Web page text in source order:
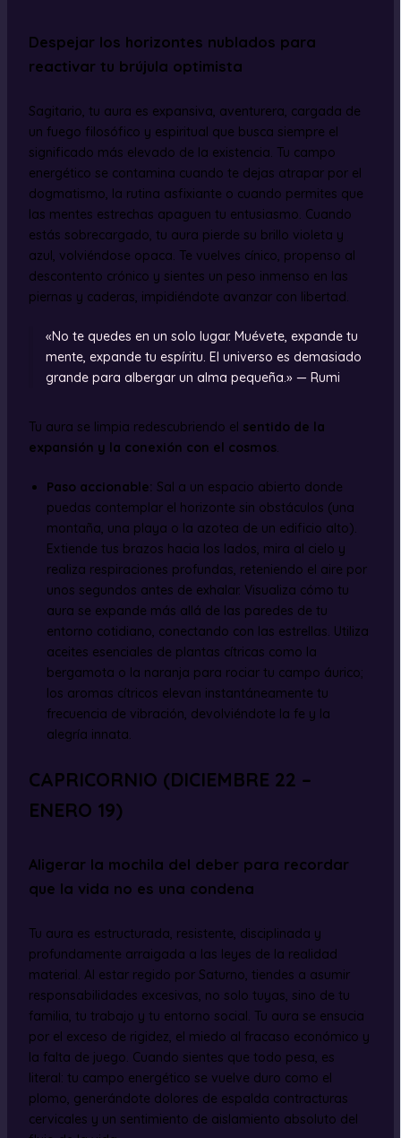
Despejar los horizontes nublados para
reactivar tu brújula optimista
Sagitario, tu aura es expansiva, aventurera, cargada de
un fuego filosófico y espiritual que busca siempre el
significado más elevado de la existencia. Tu campo
energético se contamina cuando te dejas atrapar por el
dogmatismo, la rutina asfixiante o cuando permites que
las mentes estrechas apaguen tu entusiasmo. Cuando
estás sobrecargado, tu aura pierde su brillo violeta y
azul, volviéndose opaca. Te vuelves cínico, propenso al
descontento crónico y sientes un peso inmenso en las
piernas y caderas, impidiéndote avanzar con libertad.
«No te quedes en un solo lugar. Muévete, expande tu
mente, expande tu espíritu. El universo es demasiado
grande para albergar un alma pequeña.» — Rumi
Tu aura se limpia redescubriendo el sentido de la
expansión y la conexión con el cosmos.
Paso accionable: Sal a un espacio abierto donde
puedas contemplar el horizonte sin obstáculos (una
montaña, una playa o la azotea de un edificio alto).
Extiende tus brazos hacia los lados, mira al cielo y
realiza respiraciones profundas, reteniendo el aire por
unos segundos antes de exhalar. Visualiza cómo tu
aura se expande más allá de las paredes de tu
entorno cotidiano, conectando con las estrellas. Utiliza
aceites esenciales de plantas cítricas como la
bergamota o la naranja para rociar tu campo áurico;
los aromas cítricos elevan instantáneamente tu
frecuencia de vibración, devolviéndote la fe y la
alegría innata.
CAPRICORNIO (DICIEMBRE 22 –
ENERO 19)
Aligerar la mochila del deber para recordar
que la vida no es una condena
Tu aura es estructurada, resistente, disciplinada y
profundamente arraigada a las leyes de la realidad
material. Al estar regido por Saturno, tiendes a asumir
responsabilidades excesivas, no solo tuyas, sino de tu
familia, tu trabajo y tu entorno social. Tu aura se ensucia
por el exceso de rigidez, el miedo al fracaso económico y
la falta de juego. Cuando sientes que todo pesa, es
literal: tu campo energético se vuelve duro como el
plomo, generándote dolores de espalda contracturas
cervicales y un sentimiento de aislamiento absoluto del